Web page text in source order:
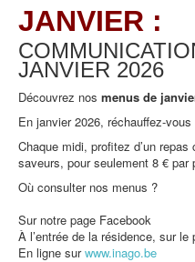
JANVIER :
JANVIER 2026
Découvrez nos menus de
En janvier 2026, réchauffez-
Chaque midi, profitez d’un
saveurs, pour seulement 8 € par
Où consulter nos menus ?
Sur notre page Facebook
À l’entrée de la résidence, sur le
En ligne surwww.inago.be